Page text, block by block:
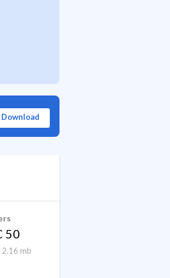
Download
50
2.16 mb